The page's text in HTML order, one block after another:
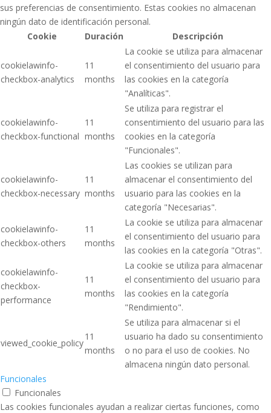
sus preferencias de consentimiento. Estas cookies no almacenan
ningún dato de identificación personal.
Cookie
Duración Descripción
cookielawinfo-
checkbox-analytics
11
months
La cookie se utiliza para almacenar
el consentimiento del usuario para
las cookies en la categoría
"Analíticas".
cookielawinfo-
checkbox-functional
11
months
Se utiliza para registrar el
consentimiento del usuario para las
cookies en la categoría
"Funcionales".
cookielawinfo-
checkbox-necessary
11
months
Las cookies se utilizan para
almacenar el consentimiento del
usuario para las cookies en la
categoría "Necesarias".
cookielawinfo-
checkbox-others
11
months
La cookie se utiliza para almacenar
el consentimiento del usuario para
las cookies en la categoría "Otras".
cookielawinfo-
checkbox-
performance
11
months
La cookie se utiliza para almacenar
el consentimiento del usuario para
las cookies en la categoría
"Rendimiento".
viewed_cookie_policy
11
months
Se utiliza para almacenar si el
usuario ha dado su consentimiento
o no para el uso de cookies. No
almacena ningún dato personal.
Funcionales
Funcionales
Las cookies funcionales ayudan a realizar ciertas funciones, como